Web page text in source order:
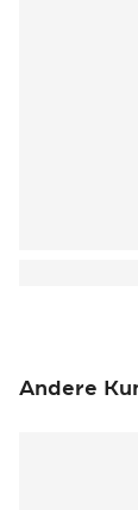
Andere